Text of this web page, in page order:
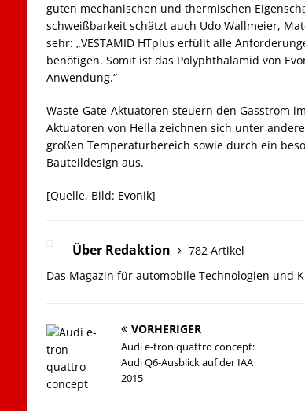
guten mechanischen und thermischen
schweißbarkeit schätzt auch Udo Wallmeier,
sehr: „VESTAMID HTplus erfüllt alle
benötigen. Somit ist das Polyphthalamid von
Anwendung.“
Waste-Gate-Aktuatoren steuern den Gasstrom
Aktuatoren von Hella zeichnen sich unter
großen Temperaturbereich sowie durch ein
Bauteildesign aus.
[Quelle, Bild: Evonik]
Über Redaktion
782 Artikel
Das Magazin für automobile Technologien und
VORHERIGER
Audi e-tron quattro concept:
Audi Q6-Ausblick auf der IAA
2015